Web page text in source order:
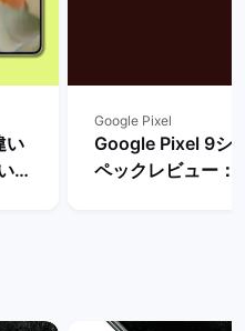
い
機
Google Pixel
Google Pixel 9シ
ペックレビュー：